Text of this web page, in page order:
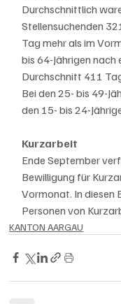
Durchschnittlich
Stellensuchenden
Tag mehr als im
bis 64-Jährigen nach
Durchschnitt 411
Bei den 25- bis 49-
den 15- bis 24-
Kurzarbeit
Ende September
Bewilligung für
Vormonat. In diesen
Personen von
KANTON AARGAU